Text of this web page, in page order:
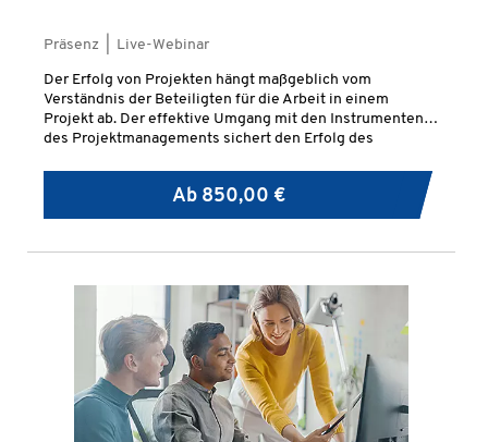
Präsenz | Live-Webinar
Der Erfolg von Projekten hängt maßgeblich vom
Verständnis der Beteiligten für die Arbeit in einem
Projekt ab. Der effektive Umgang mit den Instrumenten
des Projektmanagements sichert den Erfolg des
Ab 850,00 €